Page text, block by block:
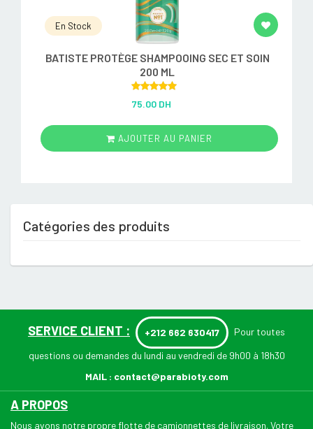
En Stock
BATISTE PROTÈGE SHAMPOOING SEC ET SOIN
200 ML
out of 5
75.00 DH
AJOUTER AU PANIER
Catégories des produits
SERVICE CLIENT : +212 662 630417 Pour toutes
questions ou demandes du lundi au vendredi de 9h00 à 18h30
MAIL : contact@parabioty.com
A PROPOS
Nous avons notre propre flotte de camionnettes de livraison. Votre